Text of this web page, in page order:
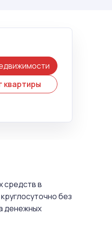
квартиры
средств в
без
денежных